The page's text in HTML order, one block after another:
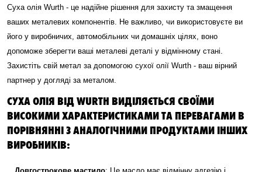
Суха олія Wurth - це надійне рішення для захисту та змащення
ваших металевих компонентів. Не важливо, чи використовуєте ви
його у виробничих, автомобільних чи домашніх цілях, воно
допоможе зберегти ваші металеві деталі у відмінному стані.
Захистіть свій метал за допомогою сухої олії Wurth - ваш вірний
партнер у догляді за металом.
СУХА ОЛІЯ ВІД WURTH ВИДІЛЯЄТЬСЯ СВОЇМИ
ВИСОКИМИ ХАРАКТЕРИСТИКАМИ ТА ПЕРЕВАГАМИ В
ПОРІВНЯННІ З АНАЛОГІЧНИМИ ПРОДУКТАМИ ІНШИХ
ВИРОБНИКІВ: